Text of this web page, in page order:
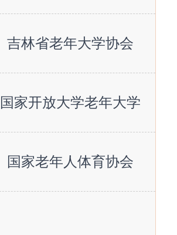
吉林省老年大学协会
国家开放大学老年大学
国家老年人体育协会